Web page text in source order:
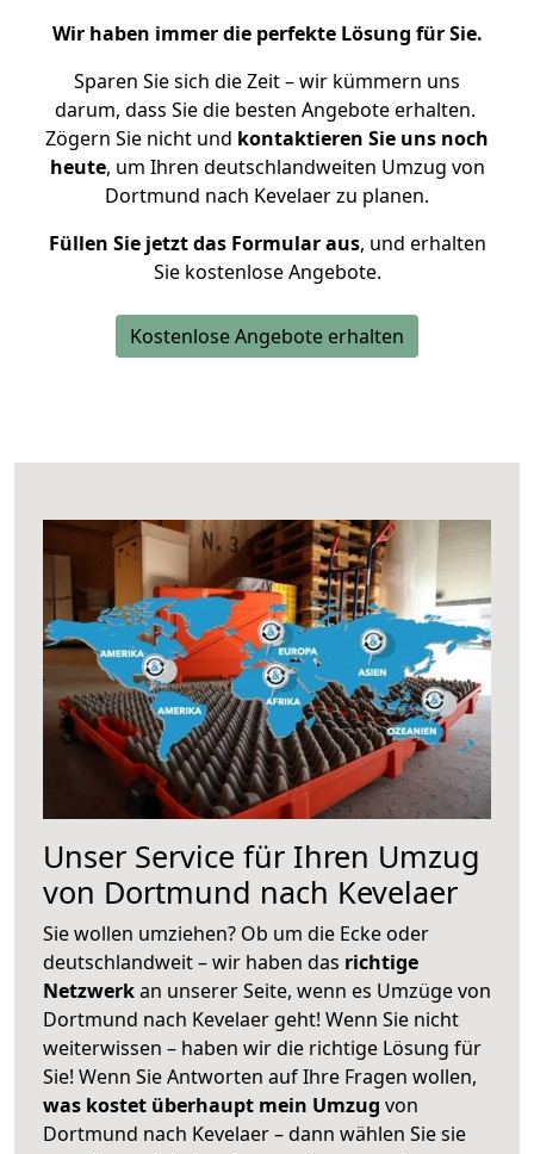
Wir haben immer die perfekte Lösung für Sie.
Sparen Sie sich die Zeit – wir kümmern uns
darum, dass Sie die besten Angebote erhalten.
Zögern Sie nicht und kontaktieren Sie uns noch
heute, um Ihren deutschlandweiten Umzug von
Dortmund nach Kevelaer zu planen.
Füllen Sie jetzt das Formular aus, und erhalten
Sie kostenlose Angebote.
Kostenlose Angebote erhalten
Unser Service für Ihren Umzug
von Dortmund nach Kevelaer
Sie wollen umziehen? Ob um die Ecke oder
deutschlandweit – wir haben das richtige
Netzwerkan unserer Seite, wenn es Umzüge von
Dortmund nach Kevelaer geht! Wenn Sie nicht
weiterwissen – haben wir die richtige Lösung für
Sie! Wenn Sie Antworten auf Ihre Fragen wollen,
was kostet überhaupt mein Umzug von
Dortmund nach Kevelaer – dann wählen Sie sie